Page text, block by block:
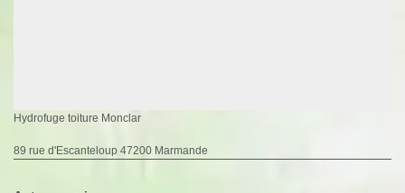
Hydrofuge toiture Monclar
89 rue d'Escanteloup 47200 Marmande